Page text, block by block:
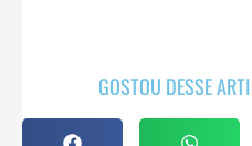
GOSTOU DESSE